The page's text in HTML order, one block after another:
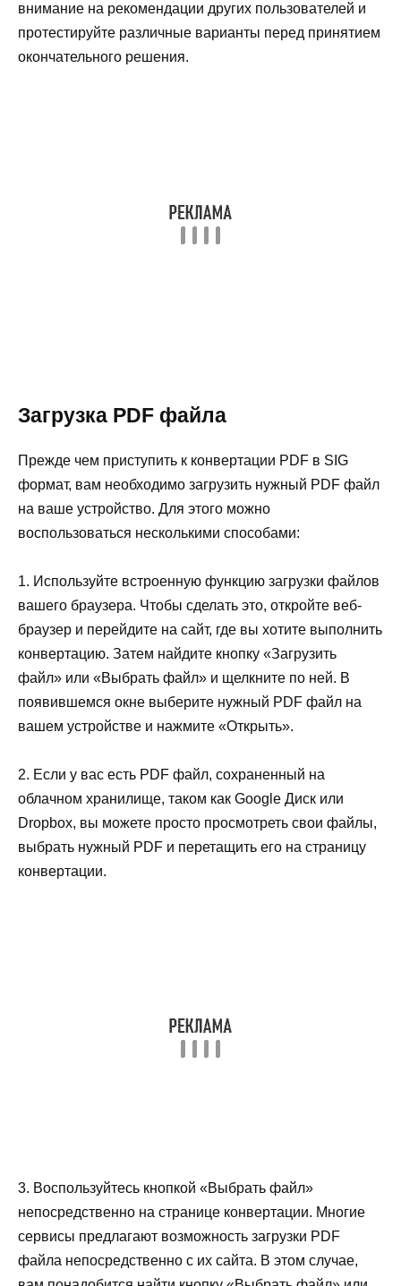
внимание на рекомендации других пользователей и
протестируйте различные варианты перед принятием
окончательного решения.
Загрузка PDF файла
Прежде чем приступить к конвертации PDF в SIG
формат, вам необходимо загрузить нужный PDF файл
на ваше устройство. Для этого можно
воспользоваться несколькими способами:
1. Используйте встроенную функцию загрузки файлов
вашего браузера. Чтобы сделать это, откройте веб-
браузер и перейдите на сайт, где вы хотите выполнить
конвертацию. Затем найдите кнопку «Загрузить
файл» или «Выбрать файл» и щелкните по ней. В
появившемся окне выберите нужный PDF файл на
вашем устройстве и нажмите «Открыть».
2. Если у вас есть PDF файл, сохраненный на
облачном хранилище, таком как Google Диск или
Dropbox, вы можете просто просмотреть свои файлы,
выбрать нужный PDF и перетащить его на страницу
конвертации.
3. Воспользуйтесь кнопкой «Выбрать файл»
непосредственно на странице конвертации. Многие
сервисы предлагают возможность загрузки PDF
файла непосредственно с их сайта. В этом случае,